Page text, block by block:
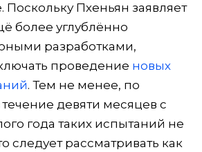
Поскольку Пхеньян заявляет
более углублённо
разработками,
проведение новых
. Тем не менее, по
девяти месяцев с
года таких испытаний не
следует рассматривать как